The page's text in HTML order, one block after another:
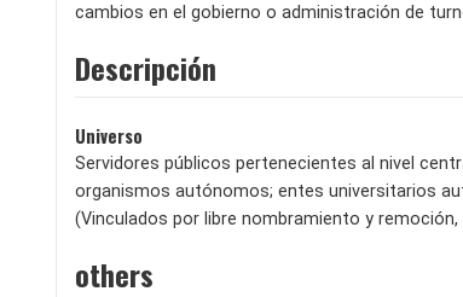
cambios en el gobierno o administración de
Descripción
Universo
Servidores públicos pertenecientes al nivel
organismos autónomos; entes universitarios
(Vinculados por libre nombramiento y
others